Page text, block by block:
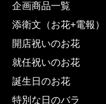
企画商品一覧
添衛文（お花+電報）
開店祝いのお花
就任祝いのお花
誕生日のお花
特別な日のバラ